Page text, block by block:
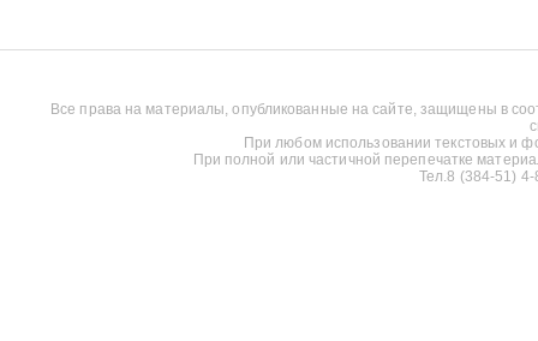
Все права на материалы, опубликованные на сайте, защищены в
При любом использовании текстовых и
При полной или частичной перепечатке
Тел.8 (384-51)